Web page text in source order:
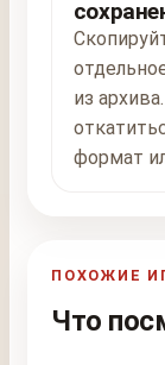
из
формат
ПОХОЖИЕ
Что